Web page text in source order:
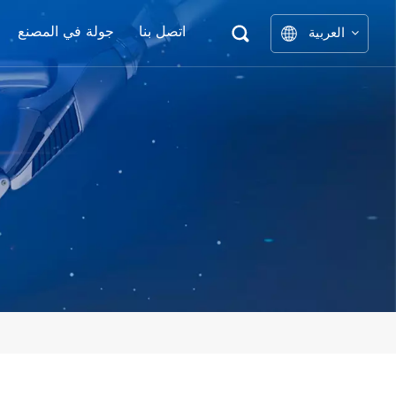
جولة في المصنع اتصل بنا العربية